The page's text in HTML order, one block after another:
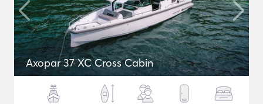
Axopar 37 XC Cross Cabin